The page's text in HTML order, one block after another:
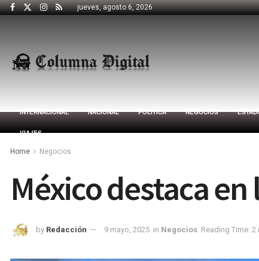
jueves, agosto 6, 2026
INTERNACIONAL NACIONAL POLÍTICA NEGOCIOS
VIAJES
Home Negocios
México destaca
by Redacción 9 mayo, 2025 in Negocios Reading Time: 2